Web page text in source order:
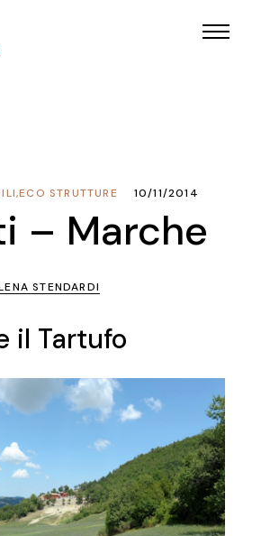
ECO STRUTTURE
, 10/11/2014
– Marche
STENDARDI
il Tartufo